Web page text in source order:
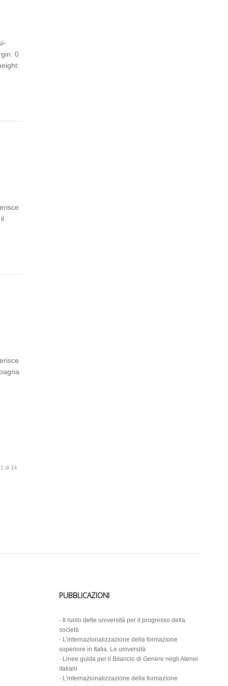
0
di 14
PUBBLICAZIONI
-
Il ruolo delle università per il progresso della
società
- L’internazionalizzazione della formazione
superiore in Italia. Le università
- Linee guida per il Bilancio di Genere negli Atenei
italiani
- L’internazionalizzazione della formazione